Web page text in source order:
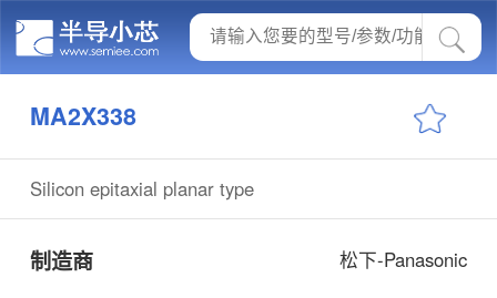
MA2X338
Silicon epitaxial planar type
制造商 松下-Panasonic